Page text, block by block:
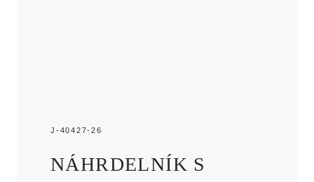
J-40427-26
NÁHRDELNÍK S